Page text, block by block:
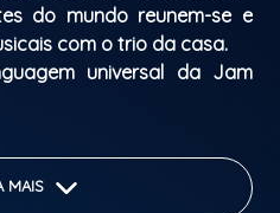
do mundo reunem-se e
com o trio da casa.
universal da Jam
MAIS